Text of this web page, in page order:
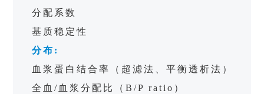
分配系数
基质稳定性
分布 :
血浆蛋白结合率（超滤法、平衡透析法）
全血/ 血浆分配比（B/P ratio ）